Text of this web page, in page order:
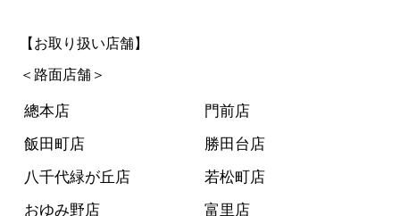
【お取り扱い店舗】
＜路面店舗＞
總本店
門前店
飯田町店
勝田台店
八千代緑が丘店
若松町店
おゆみ野店
富里店